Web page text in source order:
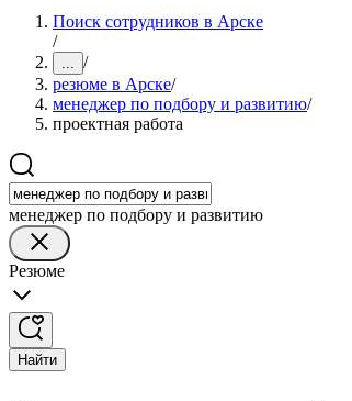
Поиск сотрудников в Арске
/
... /
резюме в Арске/
менеджер по подбору и развитию/
проектная работа
менеджер по подбору и развитию
Резюме
Найти